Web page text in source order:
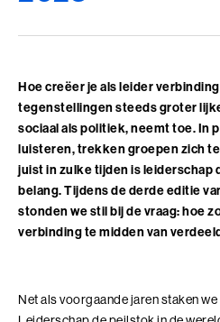
Invloed en
Leiderschap
Persoonlijke ontwikkeling
Leiderschap, Mens en
Professionele vaardigheden
Teams
Stevige basis voor leiderschap
Verdiepend leiderschap
Cultuur en
Loopbaancoaching
Keuzes maken: Reflact-now
Coach opleidingen
Onze mensen
Positieve impact
Leerfilosofie
Werken bij
Adviesgesprek Incompany
Veelgestelde vragen
Pers of samenwerkingen
Adresgegevens
Hoe creëer je als leider
tegenstellingen steeds groter
sociaal als politiek, neemt toe. In
luisteren, trekken groepen zich
juist in zulke tijden is leiderschap
belang. Tijdens de derde editie
stonden we stil bij de vraag: hoe
verbinding te midden van
Net als voorgaande jaren staken we